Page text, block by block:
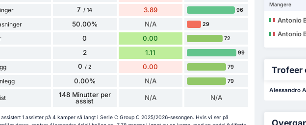
7 / 14 3.89 96
50.00% N/A 29
0 0.00 72
2 1.11 99
0 / 2 0.00 79
0.00% N/A 79
148 Minutter per
assist
N/A N/A
1 assister på 4 kamper så langt i Serie C Group C 2025/2026-sesongen. Hvis vi ser på
Mangere
Antonio
Antonio
Trofeer
Alessandro